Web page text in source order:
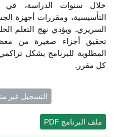
خلال سنوات الدراسة، في
التأسيسية، ومقررات أجهزة
السريري. ويؤدي نهج التعلم
تحقيق أجزاء صغيرة من
المطلوبة للبرنامج بشكل
كل مقرر.
التسجيل غير
ملف البرنامج PDF